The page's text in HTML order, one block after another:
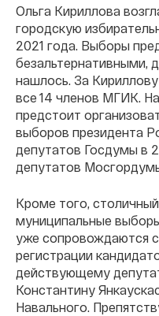
Ольга Кириллова
городскую
2021 года. Выборы
безальтернативными,
нашлось. За
все 14 членов МГИК.
предстоит
выборов президента
депутатов Госдумы в
депутатов
Кроме того,
муниципальные
уже сопровождаются
регистрации
действующему
Константину
Навального.